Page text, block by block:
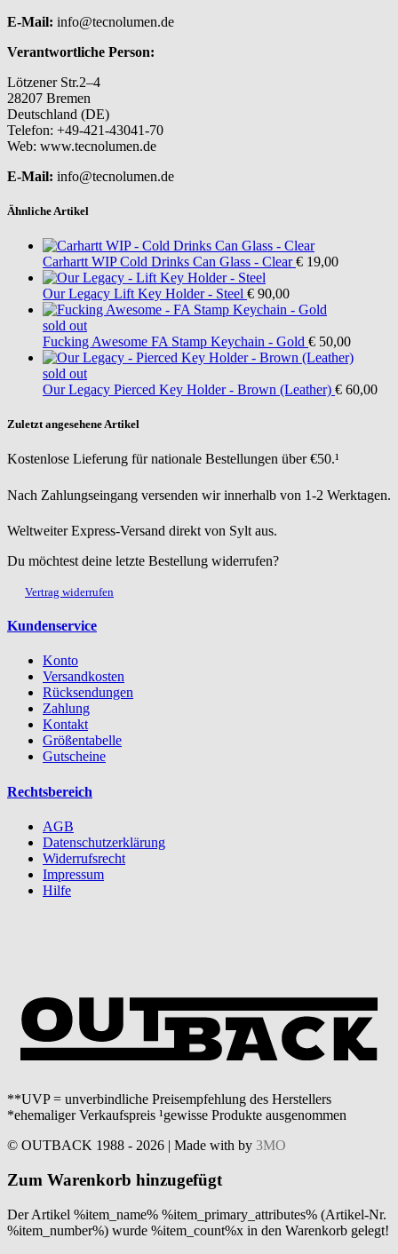
E-Mail: info@tecnolumen.de
Verantwortliche Person:
Lötzener Str.2–4
28207 Bremen
Deutschland (DE)
Telefon: +49-421-43041-70
Web: www.tecnolumen.de
E-Mail: info@tecnolumen.de
Ähnliche Artikel
Carhartt WIP Cold Drinks Can Glass - Clear € 19,00
Our Legacy Lift Key Holder - Steel € 90,00
sold out
Fucking Awesome FA Stamp Keychain - Gold € 50,00
sold out
Our Legacy Pierced Key Holder - Brown (Leather) € 60,00
Zuletzt angesehene Artikel
Kostenlose Lieferung für nationale Bestellungen über €50.¹
Nach Zahlungseingang versenden wir innerhalb von 1-2 Werktagen.
Weltweiter Express-Versand direkt von Sylt aus.
Du möchtest deine letzte Bestellung widerrufen?
Vertrag widerrufen
Kundenservice
Konto
Versandkosten
Rücksendungen
Zahlung
Kontakt
Größentabelle
Gutscheine
Rechtsbereich
AGB
Datenschutzerklärung
Widerrufsrecht
Impressum
Hilfe
**UVP = unverbindliche Preisempfehlung des Herstellers
*ehemaliger Verkaufspreis ¹gewisse Produkte ausgenommen
© OUTBACK 1988 - 2026 | Made with by 3MO
Zum Warenkorb hinzugefügt
Der Artikel %item_name% %item_primary_attributes% (Artikel-Nr.
%item_number%) wurde %item_count%x in den Warenkorb gelegt!